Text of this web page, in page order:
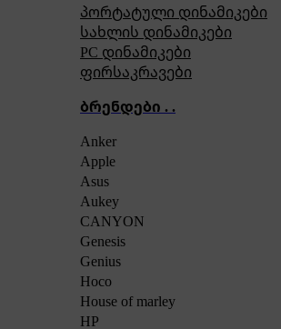
პორტატული დინამიკები
სახლის დინამიკები
PC დინამიკები
ფირსაკრავები
ბრენდები . .
Anker
Apple
Asus
Aukey
CANYON
Genesis
Genius
Hoco
House of marley
HP